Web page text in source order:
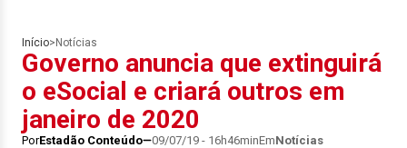
Início> Notícias
Governo anuncia que extinguirá
o eSocial e criará outros em
janeiro de 2020
PorEstadão Conteúdo 09/07/19 - 16h46minEmNotícias